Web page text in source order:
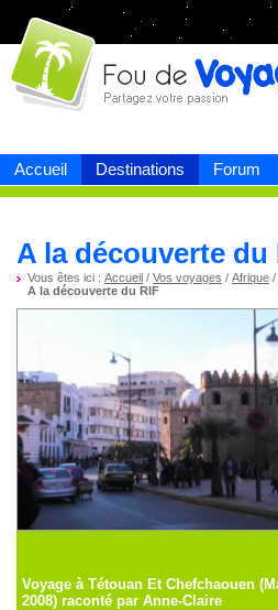
Accueil Destinations Forum
Fou devoyage
A la découverte du
Vous êtes ici : Accueil / Vos voyages / Afrique /
A la découverte du RIF
Voyage à Tétouan Et Chefchaouen
2008) raconté par Anne-Claire